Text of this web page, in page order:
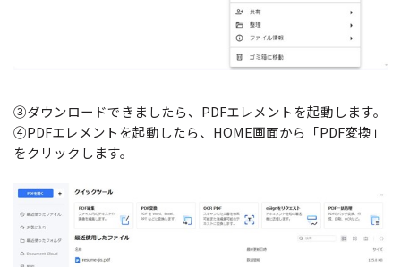
③ダウンロードできましたら、PDFエレメントを起動します。
④PDFエレメントを起動したら、HOME画面から「PDF変換」
をクリックします。